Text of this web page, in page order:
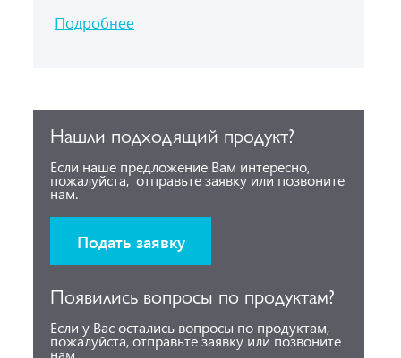
Подробнее
Нашли подходящий продукт?
Если наше предложение Вам интересно,
пожалуйста, отправьте заявку или позвоните
нам.
Подать заявку
Появились вопросы по продуктам?
Если у Вас остались вопросы по продуктам,
пожалуйста, отправьте заявку или позвоните
нам.